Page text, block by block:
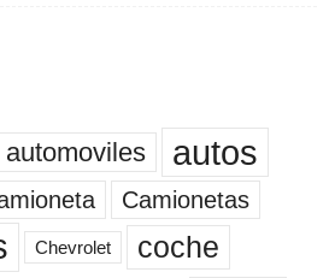
automoviles autos
Camionetas
Chevrolet coche